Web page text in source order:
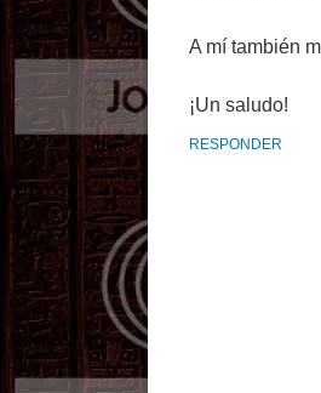
A mí también
¡Un saludo!
RESPONDER